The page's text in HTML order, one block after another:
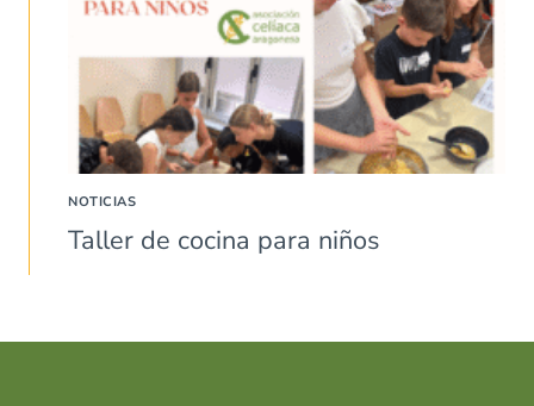
NOTICIAS
Taller de cocina para niños